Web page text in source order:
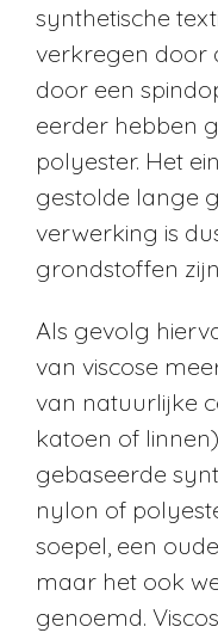
synthetische
verkregen door
door een
eerder hebben
polyester. Het
gestolde lange
verwerking is
grondstoffen
Als gevolg
van viscose
van natuurlijke
katoen of
gebaseerde
nylon of
soepel, een
maar het ook
genoemd.